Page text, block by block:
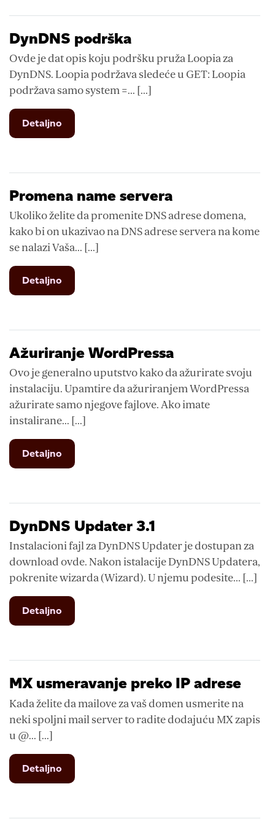
WordPress
DynDNS podrška
Ovde je dat opis koju podršku pruža Loopia za
DynDNS. Loopia podržava sledeće u GET: Loopia
podržava samo system =... [...]
Detaljno
DynDNS
Promena name servera
Ukoliko želite da promenite DNS adrese domena,
kako bi on ukazivao na DNS adrese servera na kome
se nalazi Vaša... [...]
Detaljno
Promena
Ažuriranje WordPressa
Ovo je generalno uputstvo kako da ažurirate svoju
instalaciju. Upamtire da ažuriranjem WordPressa
ažurirate samo njegove fajlove. Ako imate
instalirane... [...]
Detaljno
Ažuriranje
DynDNS Updater 3.1
Instalacioni fajl za DynDNS Updater je dostupan za
download ovde. Nakon istalacije DynDNS Updatera,
pokrenite wizarda (Wizard). U njemu podesite... [...]
Detaljno
DynDNS
MX usmeravanje preko IP adrese
Kada želite da mailove za vaš domen usmerite na
neki spoljni mail server to radite dodajuću MX zapis
u @... [...]
Detaljno
MX
IP